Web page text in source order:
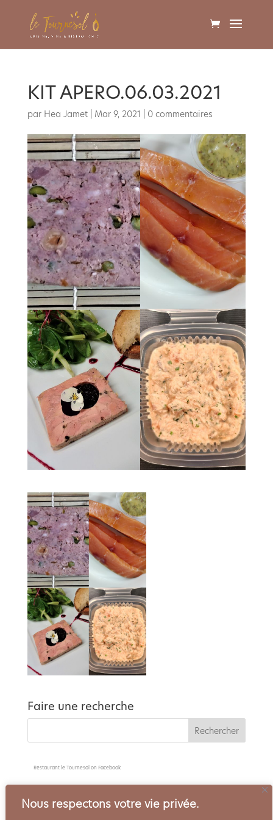
Nous respectons votre vie privée.
KIT APERO.06.03.2021
par Hea Jamet| Mar 9, 2021 0 commentaires
Faire une recherche
Restaurant le Tournesolon Facebook